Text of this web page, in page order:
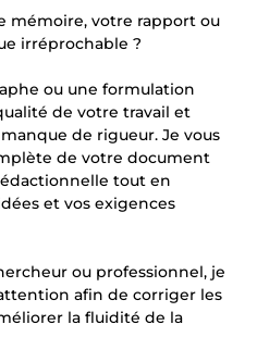
mémoire, votre rapport ou
irréprochable ?
ou une formulation
de votre travail et
de rigueur. Je vous
de votre document
tout en
et vos exigences
ou professionnel, je
afin de corriger les
la fluidité de la